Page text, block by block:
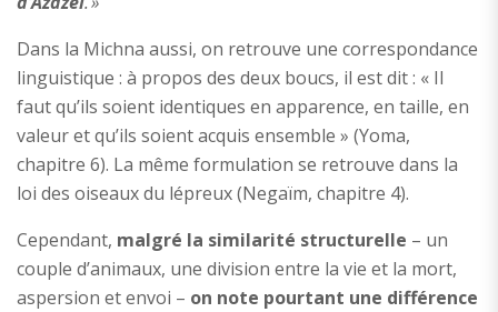
Dans la Michna aussi, on retrouve une correspondance
linguistique : à propos des deux boucs, il est dit : « Il
faut qu’ils soient identiques en apparence, en taille, en
valeur et qu’ils soient acquis ensemble » (Yoma,
chapitre 6). La même formulation se retrouve dans la
loi des oiseaux du lépreux (Negaïm, chapitre 4).
Cependant, malgré la similarité structurelle – un
couple d’animaux, une division entre la vie et la mort,
aspersion et envoi – on note pourtant une différence